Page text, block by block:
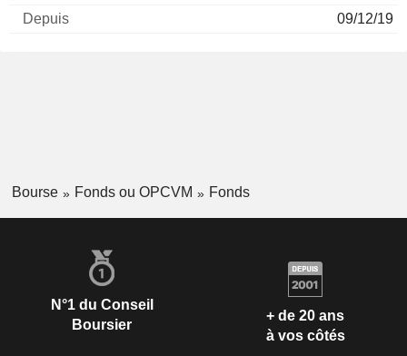
09/12/19
Bourse Fonds ou OPCVM Fonds
N°1 du Conseil
Boursier
+ de 20 ans
à vos côtés